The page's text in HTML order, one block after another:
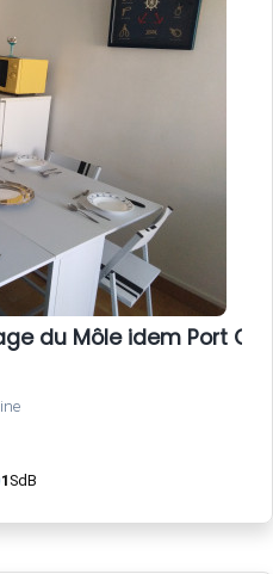
du Môle idem Port
1SdB